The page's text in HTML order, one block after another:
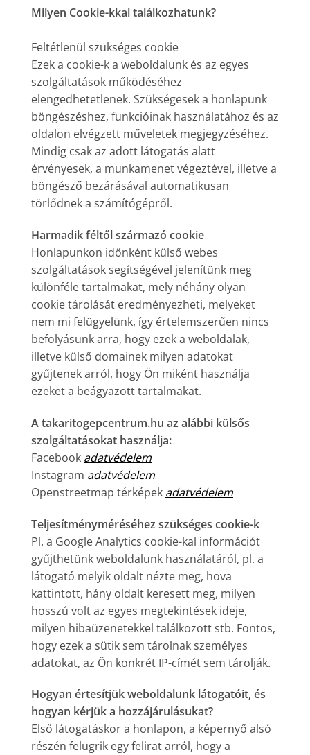
Milyen Cookie-kkal találkozhatunk?
Feltétlenül szükséges cookie
Ezek a cookie-k a weboldalunk és az egyes
szolgáltatások működéséhez
elengedhetetlenek. Szükségesek a honlapunk
böngészéshez, funkcióinak használatához és az
oldalon elvégzett műveletek megjegyzéséhez.
Mindig csak az adott látogatás alatt
érvényesek, a munkamenet végeztével, illetve a
böngésző bezárásával automatikusan
törlődnek a számítógépről.
Harmadik féltől származó cookie
Honlapunkon időnként külső webes
szolgáltatások segítségével jelenítünk meg
különféle tartalmakat, mely néhány olyan
cookie tárolását eredményezheti, melyeket
nem mi felügyelünk, így értelemszerűen nincs
befolyásunk arra, hogy ezek a weboldalak,
illetve külső domainek milyen adatokat
gyűjtenek arról, hogy Ön miként használja
ezeket a beágyazott tartalmakat.
A takaritogepcentrum.hu az alábbi külsős
szolgáltatásokat használja:
Facebook adatvédelem
Instagram adatvédelem
Openstreetmap térképek adatvédelem
Teljesítményméréséhez szükséges cookie-k
Pl. a Google Analytics cookie-kal információt
gyűjthetünk weboldalunk használatáról, pl. a
látogató melyik oldalt nézte meg, hova
kattintott, hány oldalt keresett meg, milyen
hosszú volt az egyes megtekintések ideje,
milyen hibaüzenetekkel találkozott stb. Fontos,
hogy ezek a sütik sem tárolnak személyes
adatokat, az Ön konkrét IP-címét sem tárolják.
Hogyan értesítjük weboldalunk látogatóit, és
hogyan kérjük a hozzájárulásukat?
Első látogatáskor a honlapon, a képernyő alsó
részén felugrik egy felirat arról, hogy a